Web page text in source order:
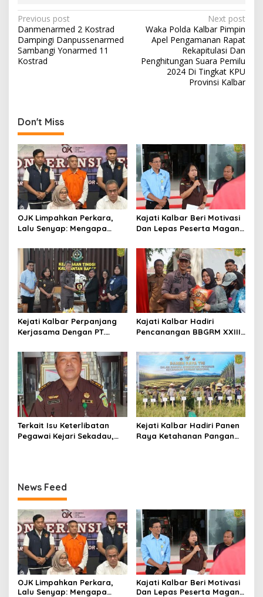
Post
navigation
Previous post
Danmenarmed 2 Kostrad
Dampingi Danpussenarmed
Sambangi Yonarmed 11
Kostrad
Next post
Waka Polda Kalbar Pimpin
Apel Pengamanan Rapat
Rekapitulasi Dan
Penghitungan Suara Pemilu
2024 Di Tingkat KPU
Provinsi Kalbar
Don't Miss
OJK Limpahkan Perkara,
Lalu Senyap: Mengapa
Investree Nyaris Hilang
dari Pemberitaan?
Kajati Kalbar Beri Motivasi
Dan Lepas Peserta Magang
Kejati Kalbar Perpanjang
Kerjasama Dengan PT.
Kajati Kalbar Hadiri
Pencanangan BBGRM XXIII,
Ke – 33 Tingkat Provinsi
Kalimantan Barat Tahun
2026
Terkait Isu Keterlibatan
Pegawai Kejari Sekadau,
Kejati Kalbar Hadiri Panen
Raya Ketahanan Pangan
News Feed
OJK Limpahkan Perkara,
Lalu Senyap: Mengapa
Kajati Kalbar Beri Motivasi
Dan Lepas Peserta Magang